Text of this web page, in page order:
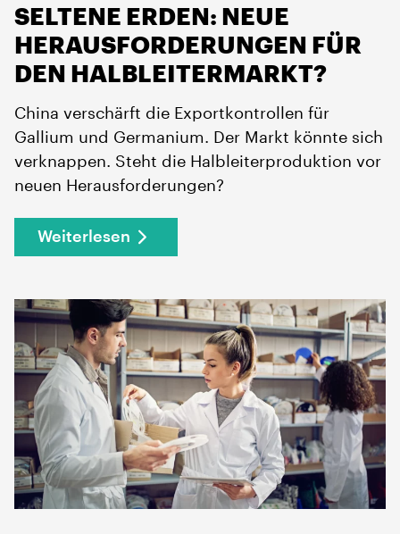
SELTENE ERDEN: NEUE
HERAUSFORDERUNGEN FÜR
DEN HALBLEITERMARKT?
China verschärft die Exportkontrollen für
Gallium und Germanium. Der Markt könnte sich
verknappen. Steht die Halbleiterproduktion vor
neuen Herausforderungen?
Weiterlesen